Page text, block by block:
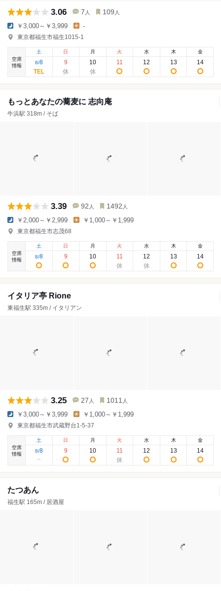
3.06 7 人 109 人
￥3,000～￥3,999 -
東京都福生市福生1015-1
空席
情報
土
8/8
日
9
月
10
火
11
水
12
木
13
金
14
もっとあなたの蕎麦に 志向庵
牛浜駅 318m / そば
3.39 92 人 1492 人
￥2,000～￥2,999 ￥1,000～￥1,999
東京都福生市志茂68
空席
情報
土
8/8
日
9
月
10
火
11
水
12
木
13
金
14
イタリア亭 Rione
東福生駅 335m / イタリアン
3.25 27 人 1011 人
￥3,000～￥3,999 ￥1,000～￥1,999
東京都福生市武蔵野台1-5-37
空席
情報
土
8/8
日
9
月
10
火
11
水
12
木
13
金
14
たつあん
福生駅 165m / 居酒屋